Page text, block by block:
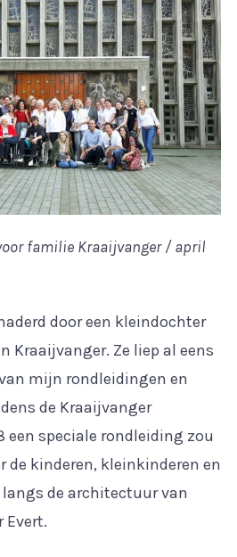
familie Kraaijvanger / april
door een kleindochter
Kraaijvanger. Ze liep al eens
mijn rondleidingen en
de Kraaijvanger
een speciale rondleiding zou
de kinderen, kleinkinderen en
de architectuur van
Evert.